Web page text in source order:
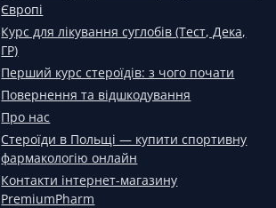
Європі
Курс для лікування суглобів (Тест, Дека,
ГР)
Перший курс стероїдів: з чого почати
Повернення та відшкодування
Про нас
Стероїди в Польщі — купити спортивну
фармакологію онлайн
Контакти інтернет-магазину
PremiumPharm